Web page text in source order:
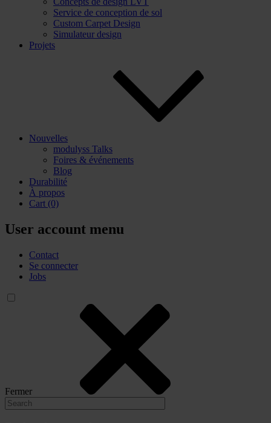
Service de conception de sol
Custom Carpet Design
Simulateur design
Projets
Nouvelles
modulyss Talks
Foires & événements
Blog
Durabilité
À propos
Cart (0)
User account menu
Contact
Se connecter
Jobs
Fermer